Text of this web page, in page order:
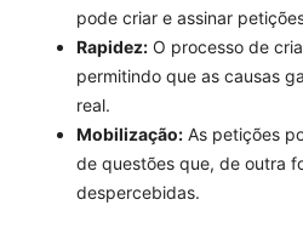
pode criar e assinar
Rapidez: O processo de
permitindo que as causas
real.
Mobilização: As petições
de questões que, de outra
despercebidas.